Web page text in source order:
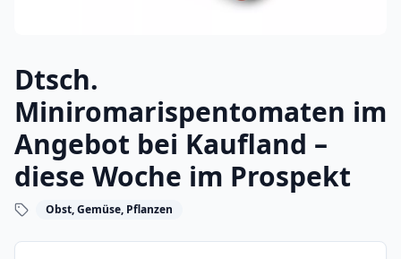
Dtsch.
Miniromarispentomaten im
Angebot bei Kaufland –
diese Woche im Prospekt
Obst, Gemüse, Pflanzen